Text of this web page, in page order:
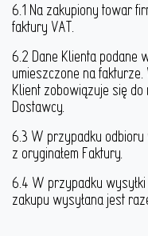
6.1 Na zakupiony towar
faktury VAT.
6.2 Dane Klienta podane
umieszczone na
Klient zobowiązuje się do
Dostawcy.
6.3 W przypadku
z oryginałem Faktury.
6.4 W przypadku
zakupu wysyłana jest